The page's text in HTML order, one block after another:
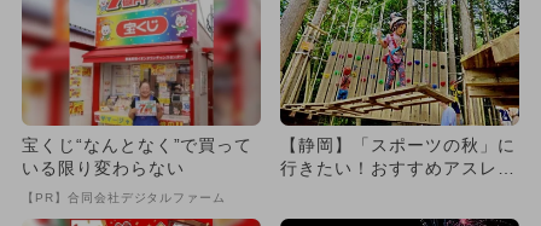
宝くじ“なんとなく”で買って
いる限り変わらない
【PR】合同会社デジタルファーム
【静岡】「スポーツの秋」に
行きたい！おすすめアスレチ